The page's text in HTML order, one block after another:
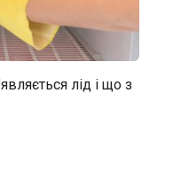
лід і що з